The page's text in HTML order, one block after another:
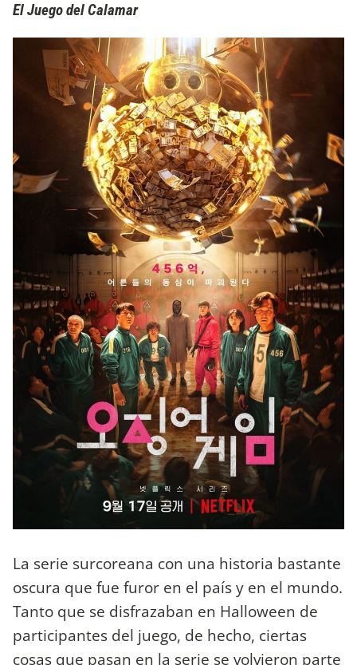
El Juego del Calamar
La serie surcoreana con una historia bastante
oscura que fue furor en el país y en el mundo.
Tanto que se disfrazaban en Halloween de
participantes del juego, de hecho, ciertas
cosas que pasan en la serie se volvieron parte